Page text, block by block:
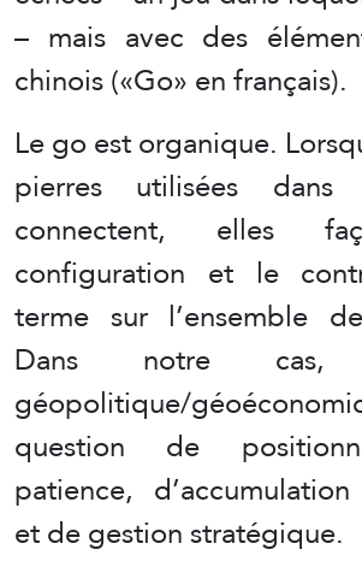
– mais avec des
chinois («Go» en français).
Le go est organique.
pierres utilisées
connectent, elles
configuration et le
terme sur l’ensemble
Dans notre cas,
géopolitique/
question de
patience,
et de gestion stratégique.